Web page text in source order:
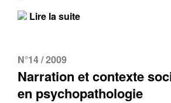
Lire la suite
N°14 / 2009
Narration et contexte
en psychopathologie